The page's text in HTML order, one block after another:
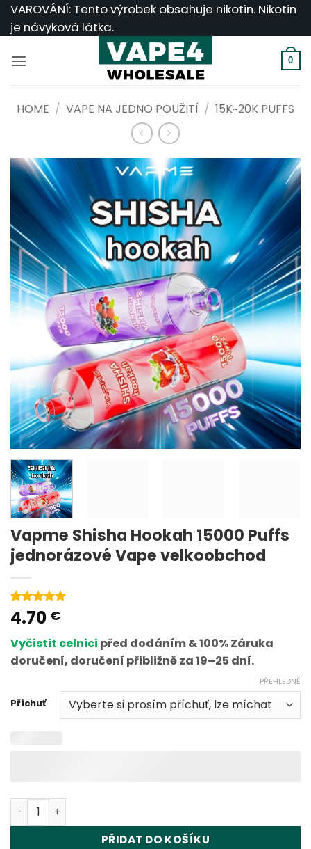
Přeskočit
na
VAROVÁNÍ: Tento výrobek obsahuje nikotin. Nikotin
je návyková látka.
0
HOME / VAPE NA JEDNO POUŽITÍ / 15K~20K PUFFS
Vapme Shisha Hookah 15000 Puffs
jednorázové Vape velkoobchod
Hodnoceno
5z 5 na
1
hodnocení
zákazníka
4.70 €
Vyčistit celnici před dodáním & 100% Záruka
doručení, doručení přibližně za 19–25 dní.
Příchuť
PŘEHLEDNĚ
Vapme Shisha Hookah 15000 Puffs Disposable Vape
PŘIDAT DO KOŠÍKU